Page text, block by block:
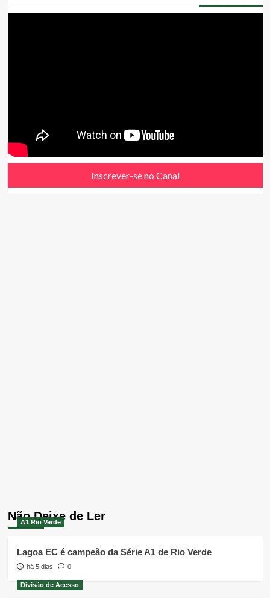
Inscrever-se no Canal
Não Deixe de Ler
A1 Rio Verde
Lagoa EC é campeão da Série A1 de Rio Verde
há 5 dias 0
Divisão de Acesso